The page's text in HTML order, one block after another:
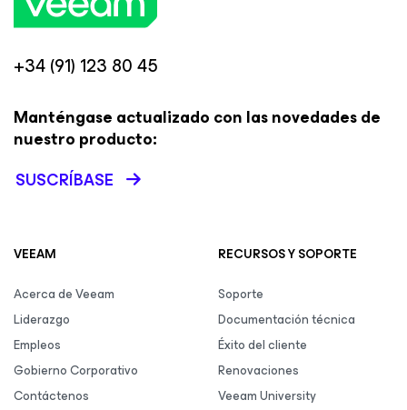
+34 (91) 123 80 45
Manténgase actualizado con las novedades de
nuestro producto:
SUSCRÍBASE
VEEAM
Acerca de Veeam
Liderazgo
Empleos
Gobierno Corporativo
Contáctenos
RECURSOS Y SOPORTE
Soporte
Documentación técnica
Éxito del cliente
Renovaciones
Veeam University